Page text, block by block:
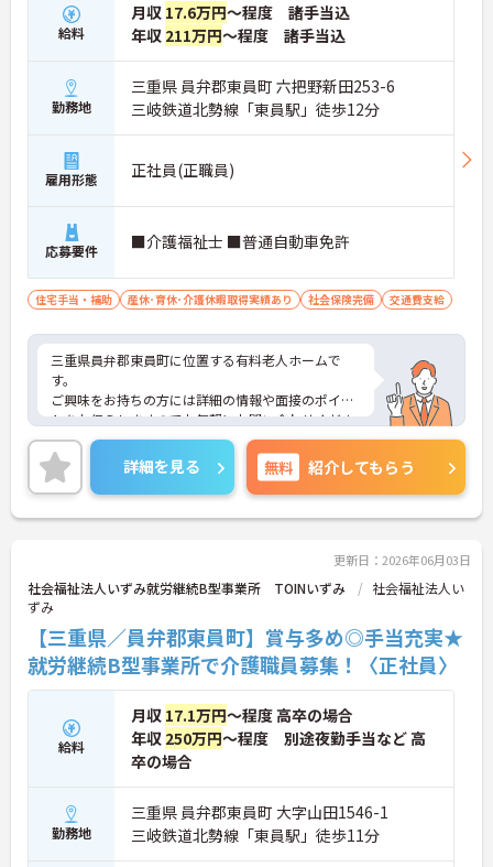
給料
月収 17.6万円～程度 諸手当込
年収 211万円～程度 諸手当込
勤務地
三重県 員弁郡東員町 六把野新田253-6
三岐鉄道北勢線「東員駅」徒歩12分
雇用形態 正社員(正職員)
応募要件 ■介護福祉士 ■普通自動車免許
住宅手当・補助 産休･育休･介護休暇取得実績あり 社会保険完備 交通費支給
三重県員弁郡東員町に位置する有料老人ホームで
す。
ご興味をお持ちの方には詳細の情報や面接のポイン
トをお伝えしますのでお気軽にお問い合わせくださ
いませ。
詳細を見る 無料 紹介してもらう
更新日：2026年06月03日
社会福祉法人いずみ就労継続B型事業所 TOINいずみ
社会福祉法人い
ずみ
【三重県／員弁郡東員町】賞与多め◎手当充実★
就労継続B型事業所で介護職員募集！〈正社員〉
給料
月収 17.1万円～程度 高卒の場合
年収 250万円～程度 別途夜勤手当など 高
卒の場合
勤務地
三重県 員弁郡東員町 大字山田1546-1
三岐鉄道北勢線「東員駅」徒歩11分